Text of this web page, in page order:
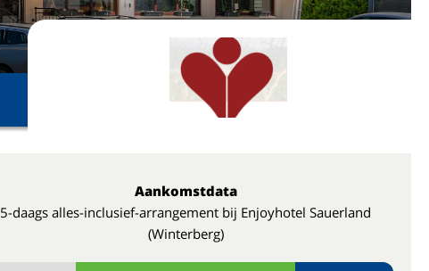
Aankomstdata
5-daags alles-inclusief-arrangement bij Enjoyhotel Sauerland
(Winterberg)